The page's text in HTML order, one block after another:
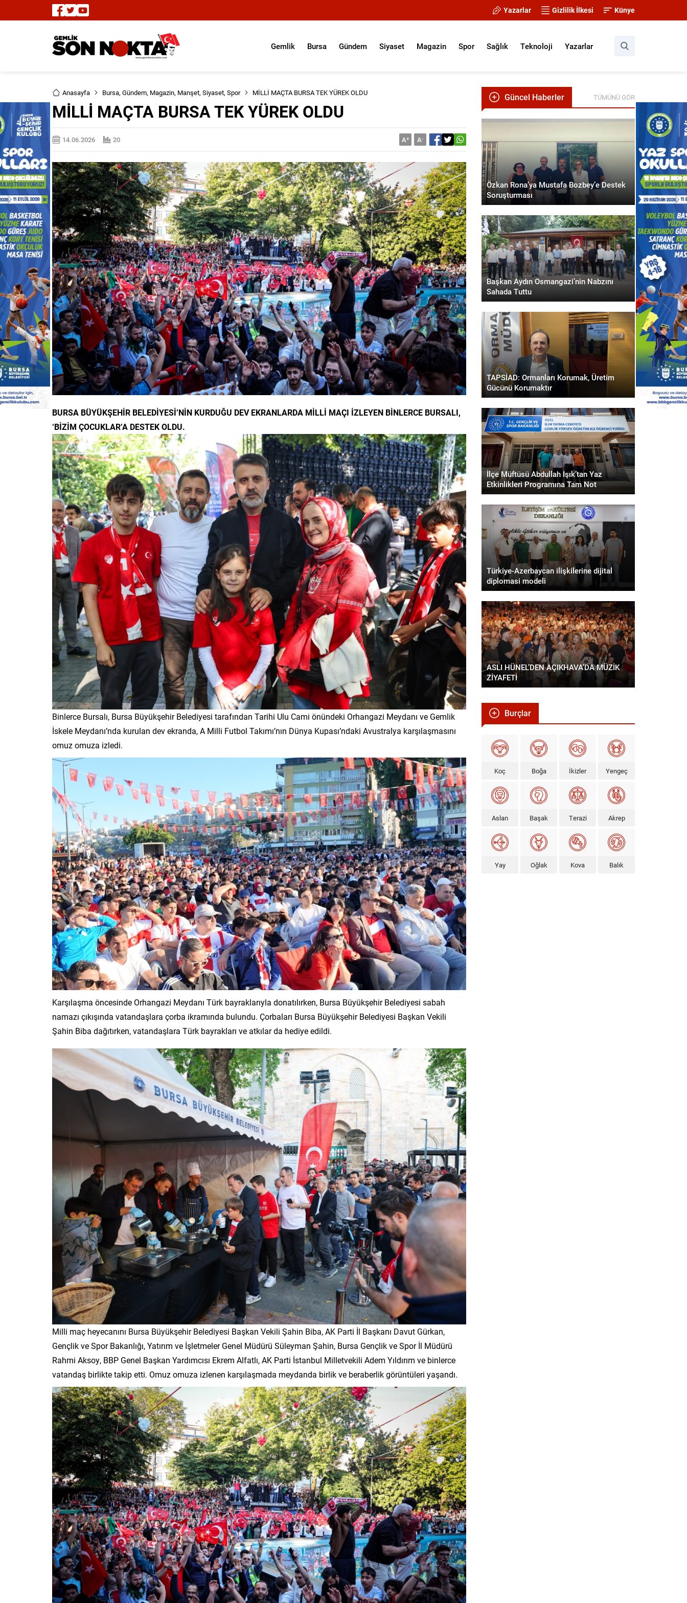
Yazarlar Gizlilik İlkesi Künye
Gemlik Bursa Gündem Siyaset Magazin Spor Sağlık Teknoloji Yazarlar
Anasayfa Bursa, Gündem, Magazin, Manşet, Siyaset, Spor MİLLİ MAÇTA BURSA TEK YÜREK OLDU
MİLLİ MAÇTA BURSA TEK YÜREK OLDU
14.06.2026 20 A+ A-
BURSA BÜYÜKŞEHİR BELEDİYESİ’NİN KURDUĞU DEV EKRANLARDA MİLLİ MAÇI İZLEYEN BİNLERCE BURSALI,
‘BİZİM ÇOCUKLAR’A DESTEK OLDU.
Binlerce Bursalı, Bursa Büyükşehir Belediyesi tarafından Tarihi Ulu Cami önündeki Orhangazi Meydanı ve Gemlik
İskele Meydanı’nda kurulan dev ekranda, A Milli Futbol Takımı’nın Dünya Kupası’ndaki Avustralya karşılaşmasını
omuz omuza izledi.
Karşılaşma öncesinde Orhangazi Meydanı Türk bayraklarıyla donatılırken, Bursa Büyükşehir Belediyesi sabah
namazı çıkışında vatandaşlara çorba ikramında bulundu. Çorbaları Bursa Büyükşehir Belediyesi Başkan Vekili
Şahin Biba dağıtırken, vatandaşlara Türk bayrakları ve atkılar da hediye edildi.
Milli maç heyecanını Bursa Büyükşehir Belediyesi Başkan Vekili Şahin Biba, AK Parti İl Başkanı Davut Gürkan,
Gençlik ve Spor Bakanlığı, Yatırım ve İşletmeler Genel Müdürü Süleyman Şahin, Bursa Gençlik ve Spor İl Müdürü
Rahmi Aksoy, BBP Genel Başkan Yardımcısı Ekrem Alfatlı, AK Parti İstanbul Milletvekili Adem Yıldırım ve binlerce
vatandaş birlikte takip etti. Omuz omuza izlenen karşılaşmada meydanda birlik ve beraberlik görüntüleri yaşandı.
Güncel Haberler TÜMÜNÜ GÖR
Özkan Rona’ya Mustafa Bozbey’e Destek
Soruşturması
Başkan Aydın Osmangazi’nin Nabzını
Sahada Tuttu
TAPSİAD: Ormanları Korumak, Üretim
Gücünü Korumaktır
İlçe Müftüsü Abdullah Işık’tan Yaz
Etkinlikleri Programına Tam Not
Türkiye-Azerbaycan ilişkilerine dijital
diplomasi modeli
ASLI HÜNEL’DEN AÇIKHAVA’DA MÜZİK
ZİYAFETİ
Burçlar
Koç Boğa İkizler Yengeç
Aslan Başak Terazi Akrep
Yay Oğlak Kova Balık